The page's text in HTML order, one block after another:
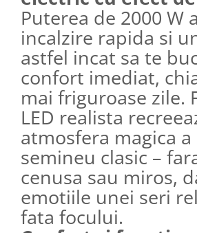
Puterea de 2000 W
incalzire rapida si
astfel incat sa te
confort imediat,
mai friguroase zile.
LED realista
atmosfera magica
semineu clasic –
cenusa sau miros,
emotiile unei seri
fata focului.